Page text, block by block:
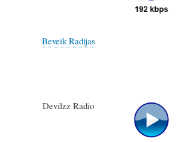
Beveik Radijas
Devilzz Radio